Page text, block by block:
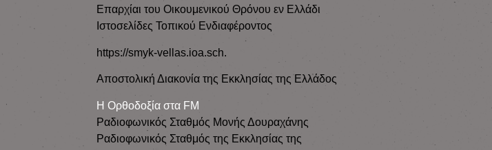
Επαρχίαι του Οικουμενικού Θρόνου εν Ελλάδι
Ιστοσελίδες Τοπικού Ενδιαφέροντος
https://smyk-vellas.ioa.sch.
Αποστολική Διακονία της Εκκλησίας της Ελλάδος
Η Ορθοδοξία στα FM
Ραδιοφωνικός Σταθμός Μονής Δουραχάνης
Ραδιοφωνικός Σταθμός της Εκκλησίας της